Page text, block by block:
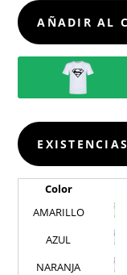
CANTIDAD
AÑADIR AL
EXISTENCIAS
Color
AMARILLO
AZUL
NARANJA